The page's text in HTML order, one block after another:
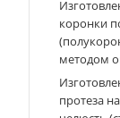
коронки
методом
протеза